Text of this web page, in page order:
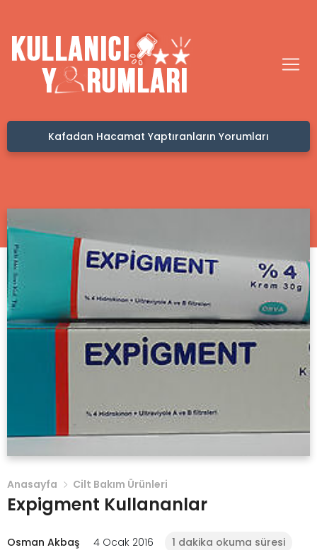
Yorumları Hacamat Nedir? Hacamat Nasıl
Anasayfa Cilt Bakım Ürünleri
Expigment Kullananlar
Osman Akbaş 4 Ocak 2016 1 dakika okuma süresi